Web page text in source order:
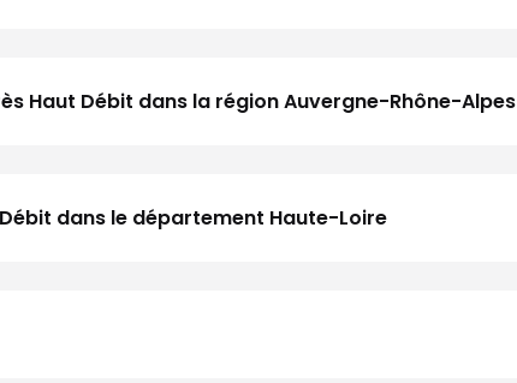
Haut Débit dans la région Auvergne-Rhône-Alpes
dans le département Haute-Loire